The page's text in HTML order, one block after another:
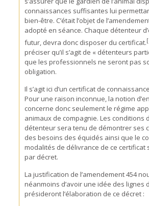
connaissances suffisantes lui
bien-être. C’était l’objet de
adopté en séance. Chaque détenteur
futur, devra donc disposer du certificat.
préciser qu’il s’agit de « détenteurs
que les professionnels ne seront pas
obligation.
Il s’agit ici d’un certificat de
Pour une raison inconnue, la notion
concerne donc seulement le régime
animaux de compagnie. Les conditions
détenteur sera tenu de démontrer ses
des besoins des équidés ainsi que le
modalités de délivrance de ce certificat
par décret.
La justification de l’amendement 454
néanmoins d’avoir une idée des lignes
présideront l’élaboration de ce décret :